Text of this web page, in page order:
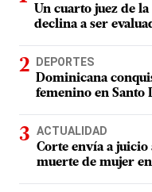
Un cuarto juez de
declina a ser
DEPORTES
Dominicana
femenino en Santo
ACTUALIDAD
Corte envía a
muerte de mujer